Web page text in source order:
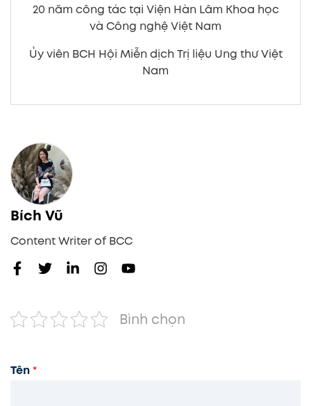
20 năm công tác tại Viện Hàn Lâm Khoa học
và Công nghệ Việt Nam
Ủy viên BCH Hội Miễn dịch Trị liệu Ung thư Việt
Nam
Bích Vũ
Content Writer of BCC
Bình chọn
Tên*